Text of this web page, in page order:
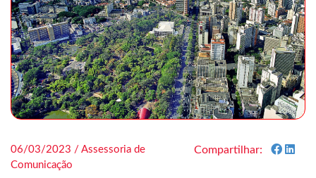
06/03/2023 / Assessoria de
Comunicação
Compartilhar: